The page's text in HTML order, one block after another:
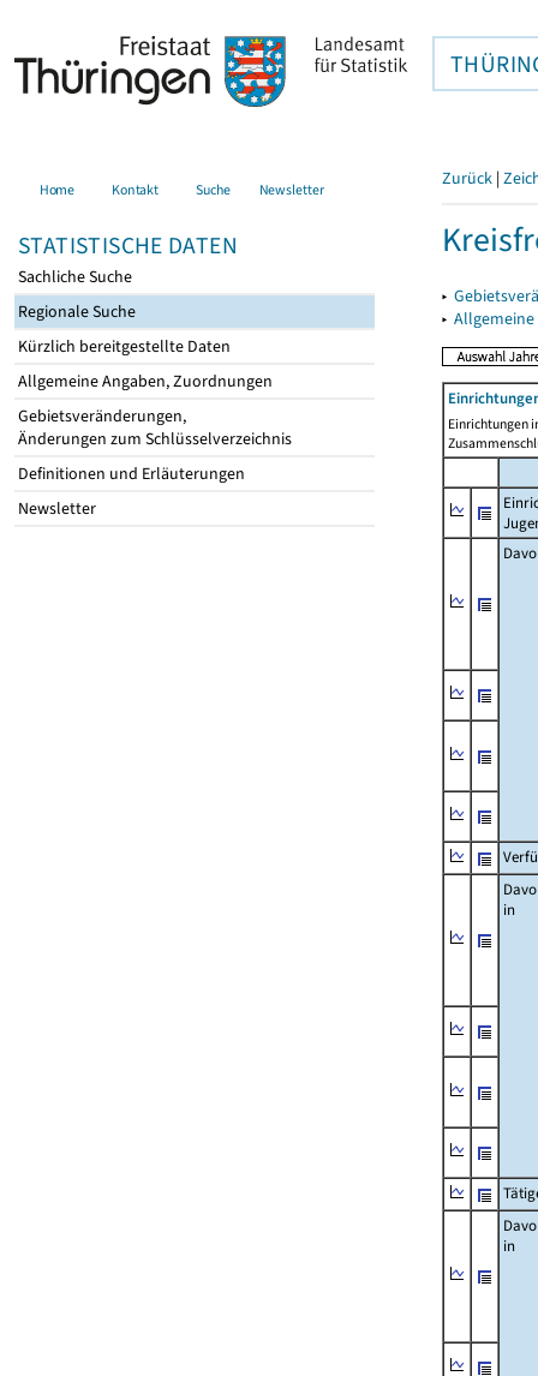
Home Kontakt Suche Newsletter
STATISTISCHE DATEN
Sachliche Suche
Regionale Suche
Kürzlich bereitgestellte Daten
Allgemeine Angaben, Zuordnungen
Gebietsveränderungen,
Änderungen zum Schlüsselverzeichnis
Definitionen und Erläuterungen
Newsletter
Zurück |
▸
▸
Einrichtungen
in
in